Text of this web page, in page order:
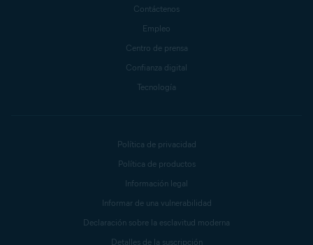
Contáctenos
Empleo
Centro de prensa
Confianza digital
Tecnología
Política de privacidad
Política de productos
Información legal
Informar de una vulnerabilidad
Declaración sobre la esclavitud moderna
Detalles de la suscripción